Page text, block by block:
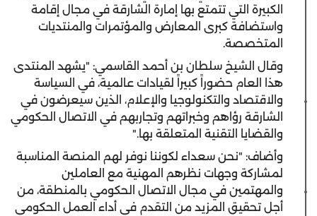
الكبيرة التي تتمتع بها إمارة الشارقة في مجال إقامة
واستضافة كبرى المعارض والمؤتمرات والمنتديات
المتخصصة.
وقال الشيخ سلطان بن أحمد القاسمي: "يشهد المنتدى
هذا العام حضوراً كبيراً لقيادات عالمية، في السياسة
والاقتصاد والتكنولوجيا والإعلام، الذين سيعرضون في
الشارقة رؤاهم وخبراتهم وتجاربهم في الاتصال الحكومي
والقضايا التقنية المتعلقة بها."
وأضاف: "نحن سعداء لكوننا نوفر لهم المنصة المناسبة
لمشاركة وجهات نظرهم المهنية مع العاملين
والمهتمين في مجال الاتصال الحكومي بالمنطقة، من
أجل تحقيق المزيد من التقدم في أداء العمل الحكومي